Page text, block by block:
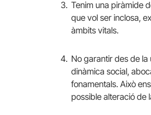
Tenim una piràmide
que vol ser inclosa,
àmbits vitals.
No garantir des de
dinàmica social,
fonamentals. Això
possible alteració de